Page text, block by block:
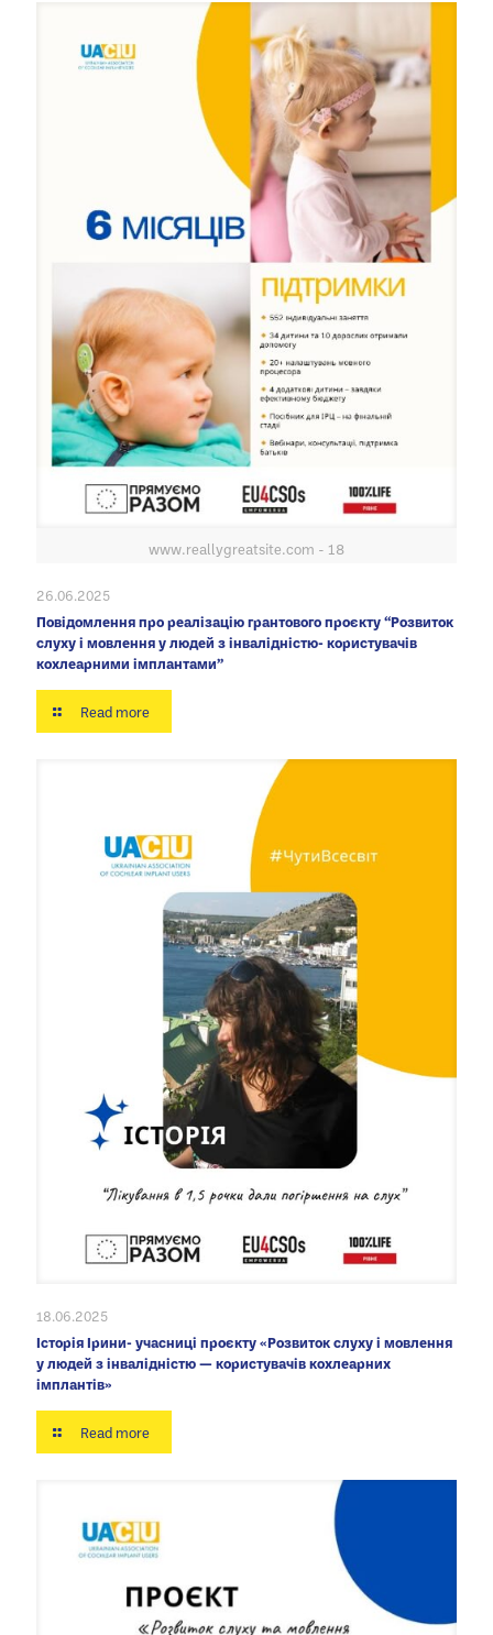
www.reallygreatsite.com - 18
26.06.2025
Повідомлення про реалізацію грантового проєкту “Розвиток
слуху і мовлення у людей з інвалідністю- користувачів
кохлеарними імплантами”
Read more
18.06.2025
Історія Ірини- учасниці проєкту «Розвиток слуху і мовлення
у людей з інвалідністю — користувачів кохлеарних
імплантів»
Read more